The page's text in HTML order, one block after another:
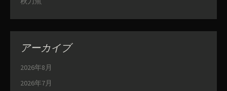
アーカイブ
2026年8月
2026年7月